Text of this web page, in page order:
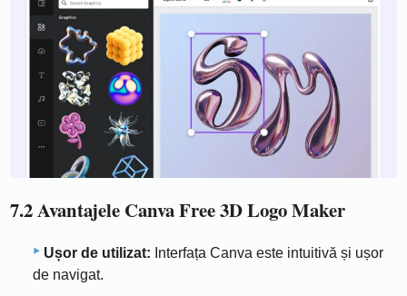
7.2 Avantajele Canva Free 3D Logo Maker
Ușor de utilizat: Interfața Canva este intuitivă și ușor
de navigat.